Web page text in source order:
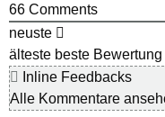
66 Comments
neuste
älteste beste Bewertung
Inline Feedbacks
Alle Kommentare